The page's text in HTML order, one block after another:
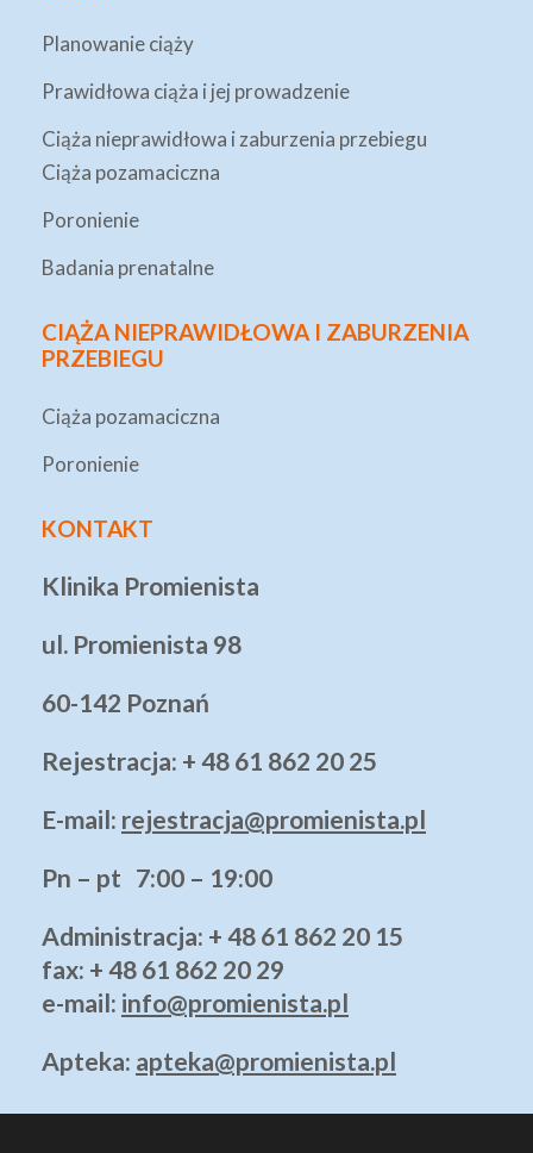
Planowanie ciąży
Prawidłowa ciąża i jej prowadzenie
Ciąża nieprawidłowa i zaburzenia przebiegu
Ciąża pozamaciczna
Poronienie
Badania prenatalne
CIĄŻA NIEPRAWIDŁOWA I ZABURZENIA
PRZEBIEGU
Ciąża pozamaciczna
Poronienie
KONTAKT
Klinika Promienista
ul. Promienista 98
60-142 Poznań
Rejestracja: + 48 61 862 20 25
E-mail: rejestracja@promienista.pl
Pn – pt 7:00 – 19:00
Administracja: + 48 61 862 20 15
fax: + 48 61 862 20 29
e-mail: info@promienista.pl
Apteka: apteka@promienista.pl